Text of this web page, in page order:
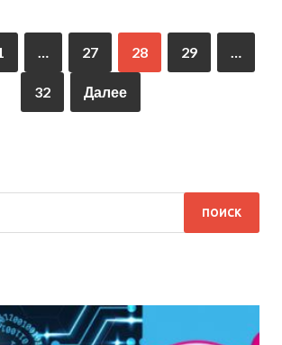
… 27 28 29 …
32 Далее